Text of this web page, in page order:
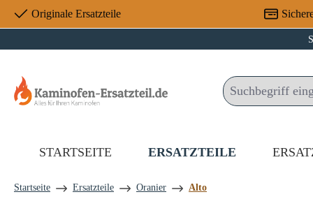
Hauptinhalt springen
Zur Suche springen
Zur Hauptnavigation springen
Originale Ersatzteile
STARTSEITE ERSATZTEILE
Startseite Ersatzteile Oranier Alto